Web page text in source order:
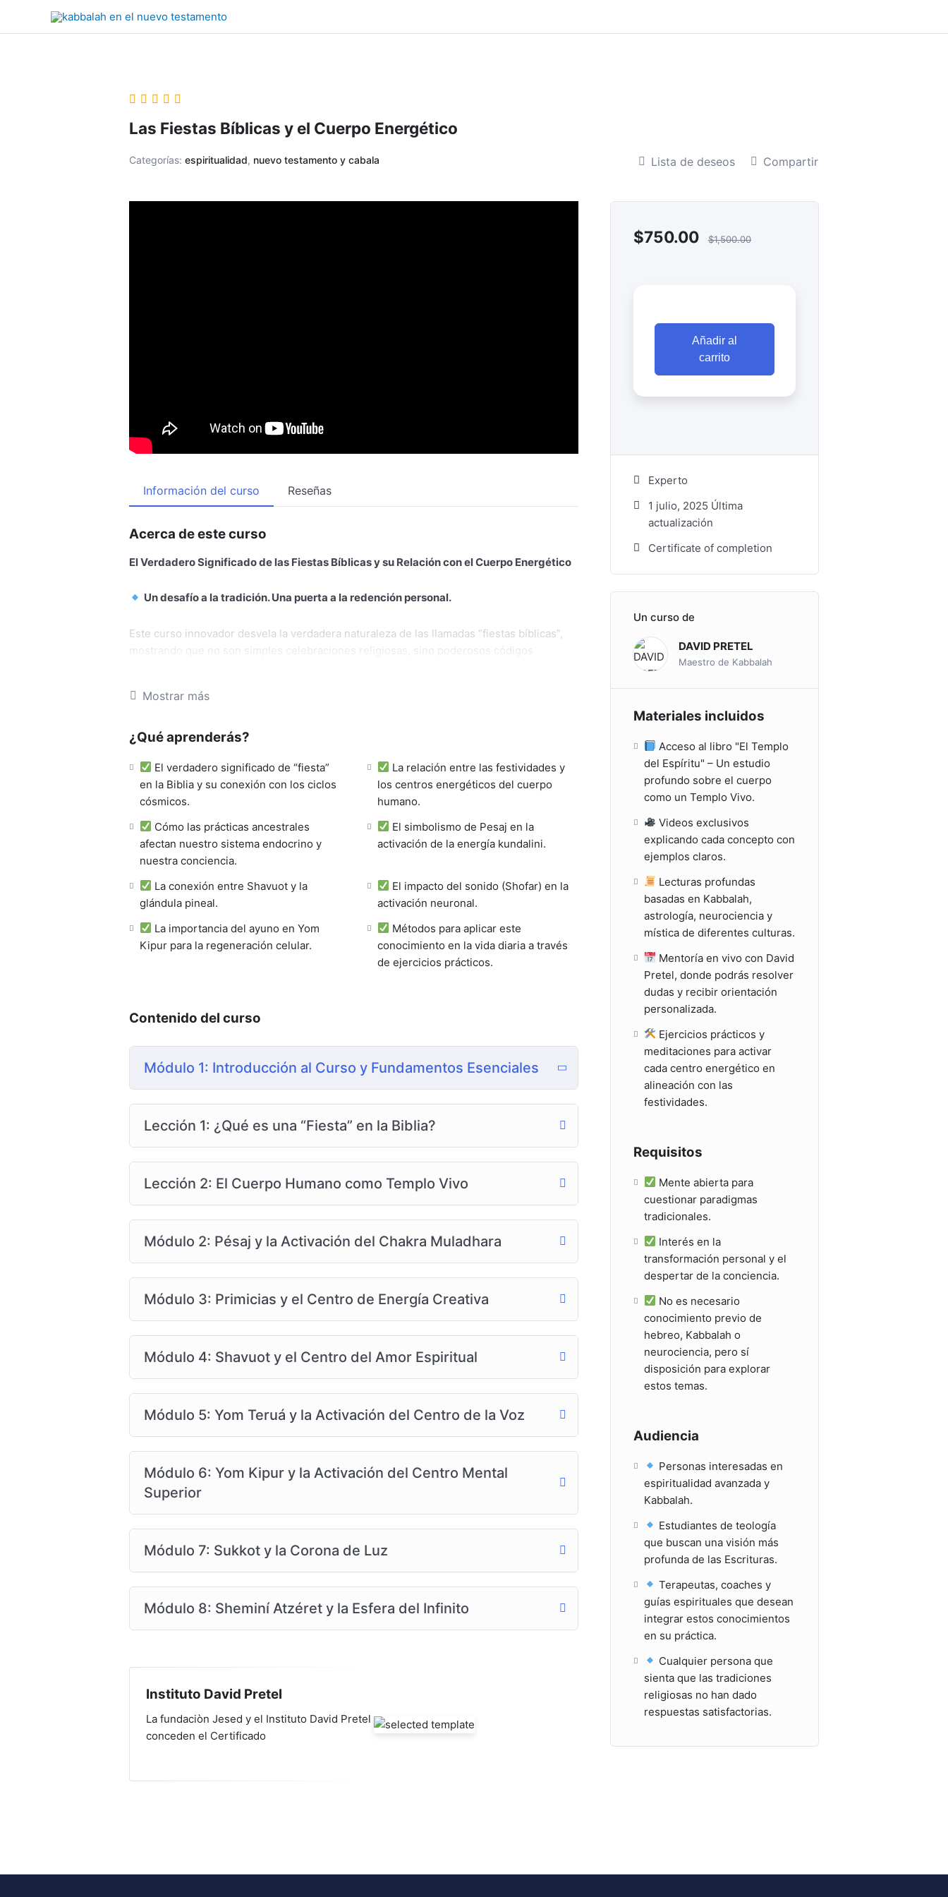
Las Fiestas Bíblicas y el Cuerpo Energético
Categorías:espiritualidad, nuevo testamento y cabala Lista de deseos Compartir
Información del curso Reseñas
Acerca de este curso
El Verdadero Significado de las Fiestas Bíblicas y su Relación con el Cuerpo Energético
Un desafío a la tradición. Una puerta a la redención personal.
Este curso innovador desvela la verdadera naturaleza de las llamadas “fiestas bíblicas”,
mostrando que no son simples celebraciones religiosas, sino poderosos códigos
neurociencia, la astrología y la Kabbalah.
A través de este conocimiento profundo, entenderás cómo estos eventos cíclicos sirven
electromagnético y despertar nuestra conciencia superior.
Este curso rompe con la idea tradicional de que estas fiestas son simplemente
celebraciones externas. En cambio, revela su propósito real:mantener nuestro cuerpo
electromagnético en armonía y activar nuestra conciencia superior.
Mostrar más
¿Qué aprenderás?
El verdadero significado de “fiesta”
en la Biblia y su conexión con los ciclos
cósmicos.
La relación entre las festividades y
los centros energéticos del cuerpo
humano.
Cómo las prácticas ancestrales
afectan nuestro sistema endocrino y
nuestra conciencia.
El simbolismo de Pesaj en la
activación de la energía kundalini.
La conexión entre Shavuot y la
glándula pineal.
El impacto del sonido (Shofar) en la
activación neuronal.
La importancia del ayuno en Yom
Kipur para la regeneración celular.
Métodos para aplicar este
conocimiento en la vida diaria a través
de ejercicios prácticos.
Contenido del curso
Módulo 1: Introducción al Curso y Fundamentos Esenciales
Lección 1: ¿Qué es una “Fiesta” en la Biblia?
Lección 2: El Cuerpo Humano como Templo Vivo
Módulo 2: Pésaj y la Activación del Chakra Muladhara
Módulo 3: Primicias y el Centro de Energía Creativa
Módulo 4: Shavuot y el Centro del Amor Espiritual
Módulo 5: Yom Teruá y la Activación del Centro de la Voz
Módulo 6: Yom Kipur y la Activación del Centro Mental
Superior
Módulo 7: Sukkot y la Corona de Luz
Módulo 8: Sheminí Atzéret y la Esfera del Infinito
Instituto David Pretel
La fundaciòn Jesed y el Instituto David Pretel
conceden el Certificado
$750.00 $1,500.00
Añadir al
carrito
Experto
1 julio, 2025 Última
actualización
Certificate of completion
Un curso de
DAVID PRETEL
Maestro de Kabbalah
Materiales incluidos
Acceso al libro "El Templo
del Espíritu" – Un estudio
profundo sobre el cuerpo
como un Templo Vivo.
Videos exclusivos
explicando cada concepto con
ejemplos claros.
Lecturas profundas
basadas en Kabbalah,
astrología, neurociencia y
mística de diferentes culturas.
Mentoría en vivo con David
Pretel, donde podrás resolver
dudas y recibir orientación
personalizada.
Ejercicios prácticos y
meditaciones para activar
cada centro energético en
alineación con las
festividades.
Requisitos
Mente abierta para
cuestionar paradigmas
tradicionales.
Interés en la
transformación personal y el
despertar de la conciencia.
No es necesario
conocimiento previo de
hebreo, Kabbalah o
neurociencia, pero sí
disposición para explorar
estos temas.
Audiencia
Personas interesadas en
espiritualidad avanzada y
Kabbalah.
Estudiantes de teología
que buscan una visión más
profunda de las Escrituras.
Terapeutas, coaches y
guías espirituales que desean
integrar estos conocimientos
en su práctica.
Cualquier persona que
sienta que las tradiciones
religiosas no han dado
respuestas satisfactorias.